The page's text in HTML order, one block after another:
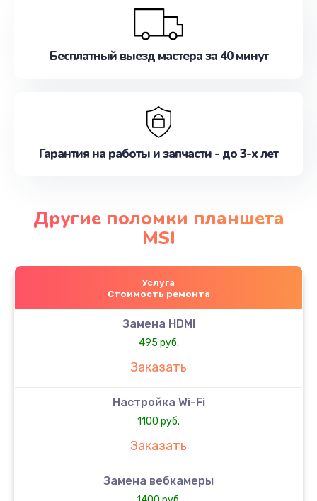
Бесплатный выезд мастера за 40 минут
Гарантия на работы и запчасти - до 3-х лет
Другие поломки планшета
MSI
Услуга
Стоимость ремонта
Замена HDMI
495 руб.
Заказать
Настройка Wi-Fi
1100 руб.
Заказать
Замена вебкамеры